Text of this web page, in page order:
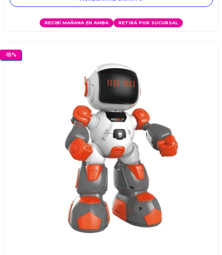
RECIBÍ MAÑANA EN AMBA RETIRÁ POR SUCURSAL
-15%